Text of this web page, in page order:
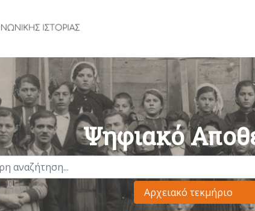
Ψηφιακό